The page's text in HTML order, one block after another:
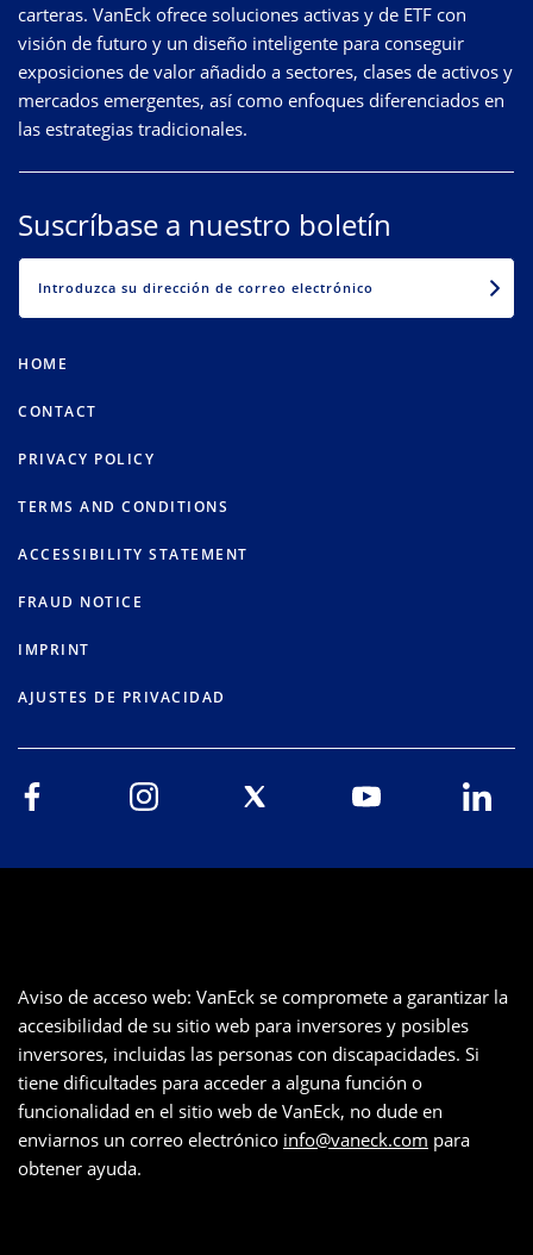
carteras. VanEck ofrece soluciones activas y de ETF con
visión de futuro y un diseño inteligente para conseguir
exposiciones de valor añadido a sectores, clases de activos y
mercados emergentes, así como enfoques diferenciados en
las estrategias tradicionales.
Suscríbase a nuestro boletín
HOME
CONTACT
PRIVACY POLICY
TERMS AND CONDITIONS
ACCESSIBILITY STATEMENT
FRAUD NOTICE
IMPRINT
AJUSTES DE PRIVACIDAD
Aviso de acceso web: VanEck se compromete a garantizar la
accesibilidad de su sitio web para inversores y posibles
inversores, incluidas las personas con discapacidades. Si
tiene dificultades para acceder a alguna función o
funcionalidad en el sitio web de VanEck, no dude en
enviarnos un correo electrónico info@vaneck.com para
obtener ayuda.